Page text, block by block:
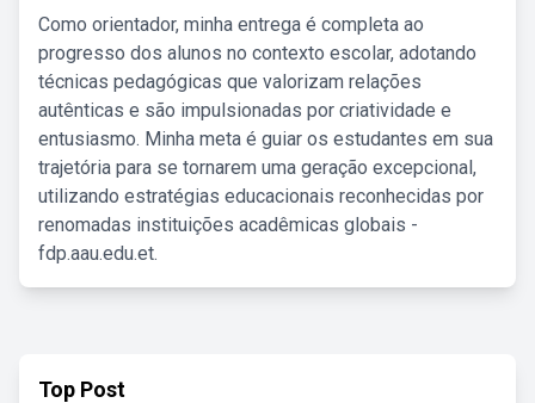
Como orientador, minha entrega é completa ao
progresso dos alunos no contexto escolar, adotando
técnicas pedagógicas que valorizam relações
autênticas e são impulsionadas por criatividade e
entusiasmo. Minha meta é guiar os estudantes em sua
trajetória para se tornarem uma geração excepcional,
utilizando estratégias educacionais reconhecidas por
renomadas instituições acadêmicas globais -
fdp.aau.edu.et.
Top Post